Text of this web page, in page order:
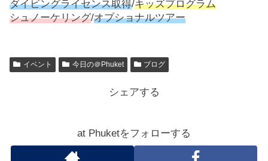
ダイビングライセンス取得/キッズプログラム
シュノーケリング/オプショナルツアー
イベント 今日の＠Phuket ブログ
シェアする
at Phuketをフォローする